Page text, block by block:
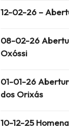
12-02-26 –
08-02-26
Oxóssi
01-01-26
dos Orixás
10-12-25